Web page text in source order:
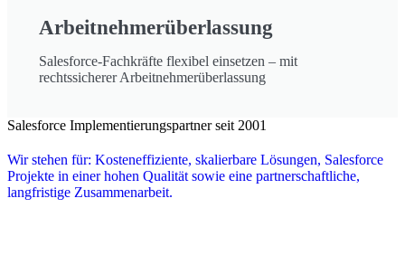
Arbeitnehmerüberlassung
Salesforce-Fachkräfte flexibel einsetzen – mit
rechtssicherer Arbeitnehmerüberlassung
Salesforce Implementierungspartner seit 2001
Wir stehen für: Kosteneffiziente, skalierbare Lösungen, Salesforce
Projekte in einer hohen Qualität sowie eine partnerschaftliche,
langfristige Zusammenarbeit.